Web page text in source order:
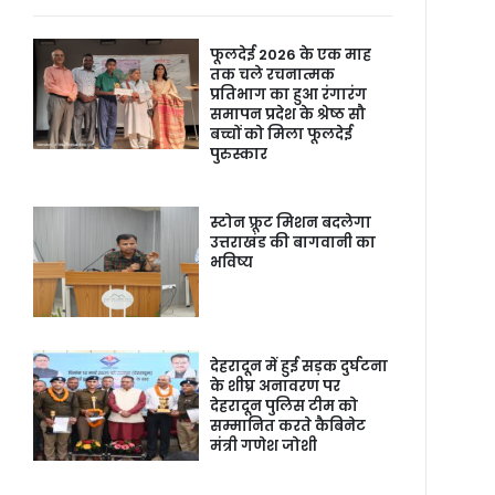
फूलदेई 2026 के एक माह
तक चले रचनात्मक
प्रतिभाग का हुआ रंगारंग
समापन प्रदेश के श्रेष्ठ सौ
बच्चों को मिला फूलदेई
पुरुस्कार
स्टोन फ्रूट मिशन बदलेगा
उत्तराखंड की बागवानी का
भविष्य
देहरादून में हुई सड़क दुर्घटना
के शीघ्र अनावरण पर
देहरादून पुलिस टीम को
सम्मानित करते कैबिनेट
मंत्री गणेश जोशी